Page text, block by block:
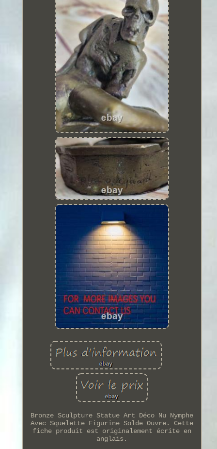
Bronze Sculpture Statue Art Déco Nu Nymphe
Avec Squelette Figurine Solde Ouvre. Cette
fiche produit est originalement écrite en
anglais.